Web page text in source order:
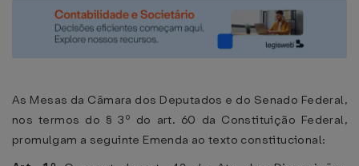
As Mesas da Câmara dos Deputados e do Senado Federal,
nos termos do § 3º do art. 60 da Constituição Federal,
promulgam a seguinte Emenda ao texto constitucional: